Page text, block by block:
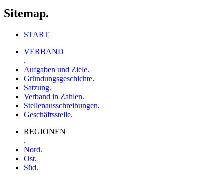
Sitemap.
START
VERBAND
.
Aufgaben und Ziele.
Gründungsgeschichte.
Satzung.
Verband in Zahlen.
Stellenausschreibungen.
Geschäftsstelle.
REGIONEN
.
Nord.
Ost.
Süd.